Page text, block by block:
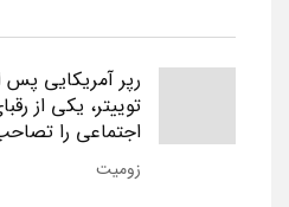
رپر آمریکایی
توییتر، یکی از
اجتماعی را
زومیت